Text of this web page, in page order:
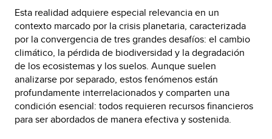
Esta realidad adquiere especial relevancia en un
contexto marcado por la crisis planetaria, caracterizada
por la convergencia de tres grandes desafíos: el cambio
climático, la pérdida de biodiversidad y la degradación
de los ecosistemas y los suelos. Aunque suelen
analizarse por separado, estos fenómenos están
profundamente interrelacionados y comparten una
condición esencial: todos requieren recursos financieros
para ser abordados de manera efectiva y sostenida.